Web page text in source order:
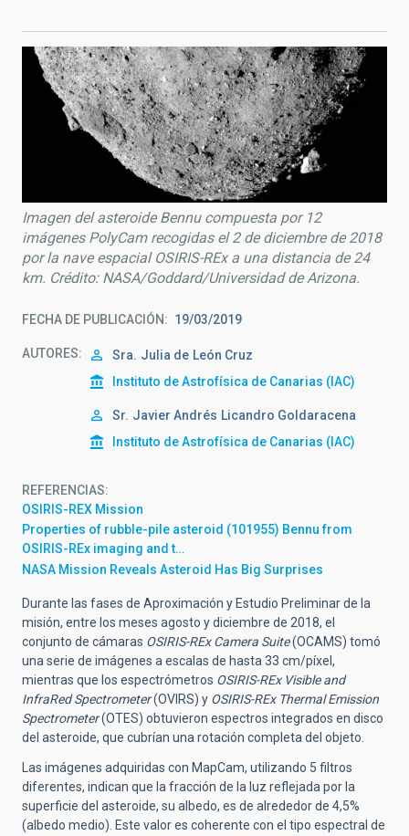
Imagen del asteroide Bennu compuesta por 12
imágenes PolyCam recogidas el 2 de diciembre de 2018
por la nave espacial OSIRIS-REx a una distancia de 24
km. Crédito: NASA/Goddard/Universidad de Arizona.
FECHA DE PUBLICACIÓN 19/03/2019
AUTORES Sra. Julia de León Cruz
Instituto de Astrofísica de Canarias (IAC)
Sr. Javier Andrés Licandro Goldaracena
Instituto de Astrofísica de Canarias (IAC)
REFERENCIAS
OSIRIS-REX Mission
Properties of rubble-pile asteroid (101955) Bennu from
OSIRIS-REx imaging and t…
NASA Mission Reveals Asteroid Has Big Surprises
Durante las fases de Aproximación y Estudio Preliminar de la
misión, entre los meses agosto y diciembre de 2018, el
conjunto de cámaras OSIRIS-REx Camera Suite(OCAMS) tomó
una serie de imágenes a escalas de hasta 33 cm/píxel,
mientras que los espectrómetros OSIRIS-REx Visible and
InfraRed Spectrometer(OVIRS) y OSIRIS-REx Thermal Emission
Spectrometer(OTES) obtuvieron espectros integrados en disco
del asteroide, que cubrían una rotación completa del objeto.
Las imágenes adquiridas con MapCam, utilizando 5 filtros
diferentes, indican que la fracción de la luz reflejada por la
superficie del asteroide, su albedo, es de alrededor de 4,5%
(albedo medio). Este valor es coherente con el tipo espectral de